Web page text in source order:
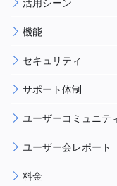
機能
セキュリティ
サポート体制
ユーザーコミュニテ
ユーザー会レポート
料金